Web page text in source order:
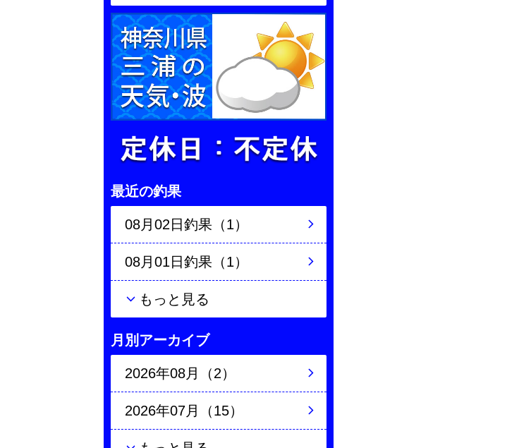
最近の釣果
08月02日釣果（1）
08月01日釣果（1）
もっと見る
月別アーカイブ
2026年08月（2）
2026年07月（15）